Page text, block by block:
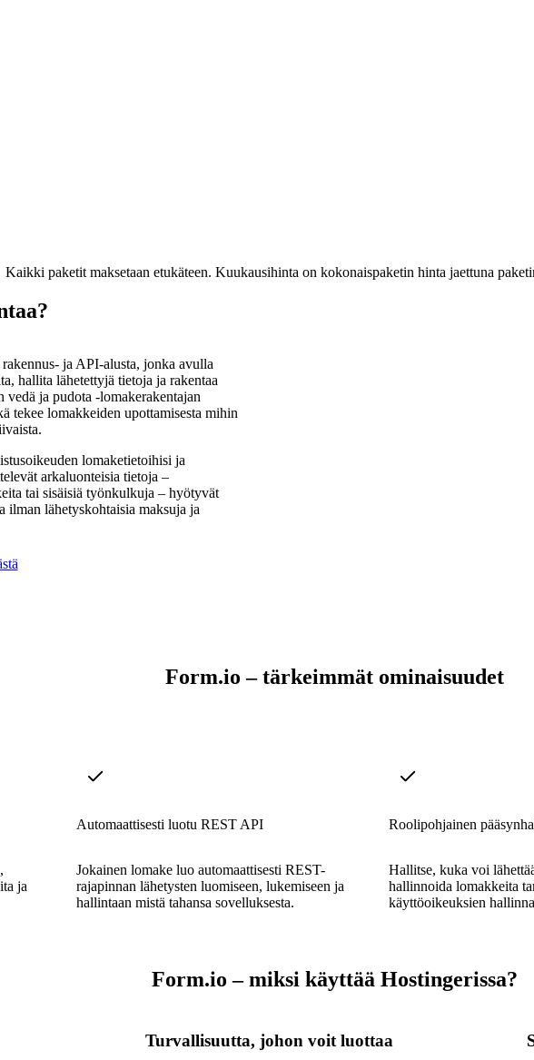
Kaikki paketit maksetaan etukäteen. Kuukausihinta on kokonaispaketin hinta jaettuna
ja API-alusta, jonka avulla
hallita lähetettyjä tietoja ja rakentaa
vedä ja pudota -lomakerakentajan
tekee lomakkeiden upottamisesta mihin
lomaketietoihisi ja
arkaluonteisia tietoja –
tai sisäisiä työnkulkuja – hyötyvät
ilman lähetyskohtaisia maksuja ja
Form.io – tärkeimmät ominaisuudet
ja
Automaattisesti luotu REST API
Jokainen lomake luo automaattisesti REST-
rajapinnan lähetysten luomiseen, lukemiseen ja
hallintaan mistä tahansa sovelluksesta.
Roolipohjainen
Hallitse, kuka voi
hallinnoida lomakkeita
käyttöoikeuksien
Form.io – miksi käyttää Hostingerissa?
Turvallisuutta, johon voit luottaa